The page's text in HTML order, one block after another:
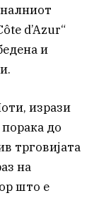
d’Azur“
и
изрази
до
трговијата
на
што е